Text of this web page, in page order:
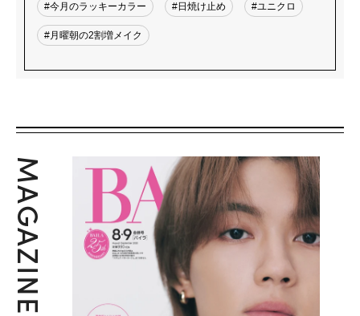
#今月のラッキーカラー #日焼け止め #ユニクロ
#月曜朝の2割増メイク
MAGAZINE